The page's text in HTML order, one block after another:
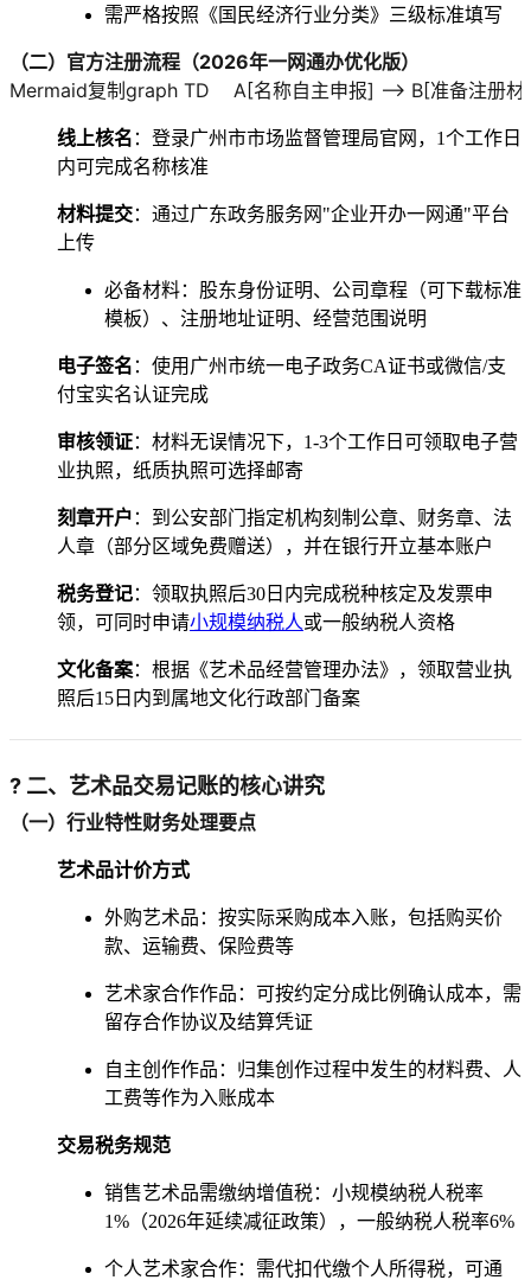
需严格按照《国民经济行业分类》三级标准填写
（二）官方注册流程（2026年一网通办优化版）
Mermaid复制graph TD    A[名称自主申报] --> B[准备注册材
线上核名 ：登录广州市市场监督管理局官网，1个工作日
内可完成名称核准
材料提交：通过广东政务服务网"企业开办一网通"平台
上传
必备材料：股东身份证明、公司章程（可下载标准
模板）、注册地址证明、经营范围说明
电子签名 ：使用广州市统一电子政务CA证书或微信/支
付宝实名认证完成
审核领证：材料无误情况下，1-3个工作日可领取电子营
业执照，纸质执照可选择邮寄
刻章开户 ：到公安部门指定机构刻制公章、财务章、法
人章（部分区域免费赠送），并在银行开立基本账户
税务登记：领取执照后30日内完成税种核定及发票申
领，可同时申请小规模纳税人或一般纳税人资格
文化备案：根据《艺术品经营管理办法》，领取营业执
照后15日内到属地文化行政部门备案
? 二、艺术品交易记账的核心讲究
（一）行业特性财务处理要点
艺术品计价方式
外购艺术品：按实际采购成本入账，包括购买价
款、运输费、保险费等
艺术家合作作品：可按约定分成比例确认成本，需
留存合作协议及结算凭证
自主创作作品：归集创作过程中发生的材料费、人
工费等作为入账成本
交易税务规范
销售艺术品需缴纳增值税：小规模纳税人税率
1%（2026年延续减征政策），一般纳税人税率6%
个人艺术家合作：需代扣代缴个人所得税，可通